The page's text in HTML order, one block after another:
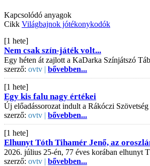
Kapcsolódó anyagok
Cikk Világbajnok jótékonykodók
[1 hete]
Nem csak szín-játék volt...
Egy héten át zajlott a KaDarka Színjátszó
szerző: ovtv | bővebben...
[1 hete]
Egy kis falu nagy értékei
Új előadássorozat indult a Rákóczi
szerző: ovtv | bővebben...
[1 hete]
Elhunyt Tóth Tihamér Jenő, az
2026. július 25-én, 77 éves korában elhunyt
szerző: ovtv | bővebben...